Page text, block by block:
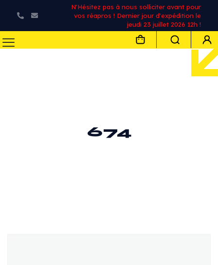
N'Hésitez pas à nous solliciter avant pour
vos réapros ! Dernier jour d'expédition le
jeudi 23 juillet 2026 12h !
674